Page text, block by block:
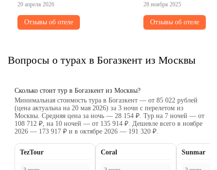
продумали все до мелочей. Очень
чистые, уютные, комфортные номера.
Поставлю 10 из 10 баллов. Еда очень
🙏, уважаемые 🧑‍🍳 повара. Отдельная
благодарность аниматору Тамаре,
аквафитнес, турниры по волейболу,
вечерние мероприятия в амфитеатре,
ты просто умничка 👍, удвойте ей з/п в
два раза 💪, ведущий шикарный, так
вел программы, что шоу было
великолепным ♥️, харизматичный,
Столько развлечений по территории,
20 апреля 2026
Отзывы об отеле
требованию через
не видела нигде. Номер,
анимация хорошие,
28 ноября 2025
Отзывы об отеле
Вопросы о турах в Богазкент из Москвы
Сколько стоит тур в Богазкент из Москвы?
Минимальная стоимость тура в Богазкент — от 85 022 рублей
(цена актуальна на 20 мая 2026) за 3 ночи с перелетом из
Москвы. Средняя цена за ночь — 28 154 ₽. Тур на 7 ночей — от
108 712 ₽, на 10 ночей — от 135 914 ₽. Дешевле всего в ноябре
2026 — 173 917 ₽ и в октябре 2026 — 191 320 ₽.
TezTour Coral Sunmar